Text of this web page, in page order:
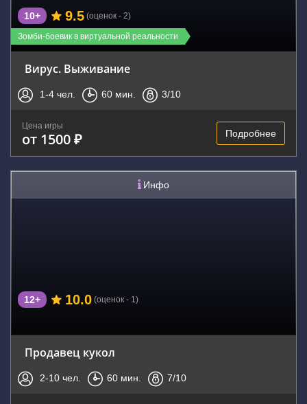
Зомби-боевик в виртуальной реальности
10+ 9.5 (оценок - 2)
Вирус. Выживание
1-4 чел. 60 мин. 3/10
Цена игры
от 1500 ₽ Подробнее
Инфо
12+ 10.0 (оценок - 1)
Продавец кукол
2-10 чел. 60 мин. 7/10